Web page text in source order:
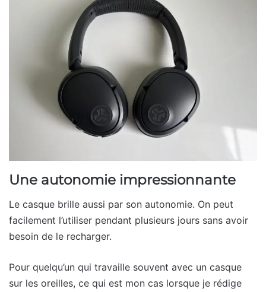
Une autonomie impressionnante
Le casque brille aussi par son autonomie. On peut
facilement l’utiliser pendant plusieurs jours sans avoir
besoin de le recharger.
Pour quelqu’un qui travaille souvent avec un casque
sur les oreilles, ce qui est mon cas lorsque je rédige